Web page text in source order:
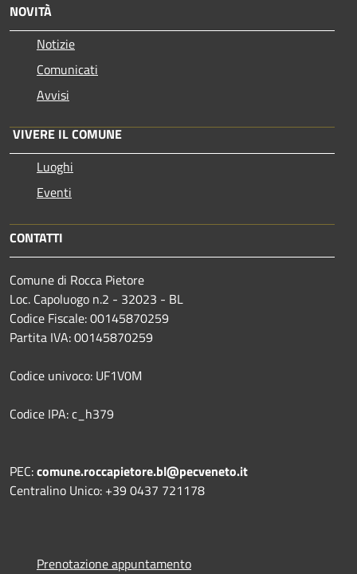
NOVITÀ
Notizie
Comunicati
Avvisi
VIVERE IL COMUNE
Luoghi
Eventi
CONTATTI
Comune di Rocca Pietore
Loc. Capoluogo n.2 - 32023 - BL
Codice Fiscale: 00145870259
Partita IVA: 00145870259
Codice univoco: UF1V0M
Codice IPA: c_h379
PEC:comune.roccapietore.bl@pecveneto.it
Centralino Unico: +39 0437 721178
Prenotazione appuntamento